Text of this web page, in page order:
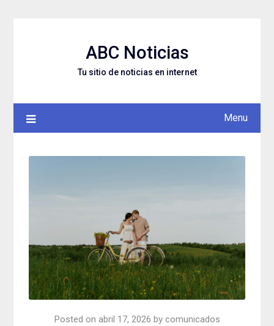
ABC Noticias
Tu sitio de noticias en internet
Menu
Posted on abril 17, 2026 by comunicados